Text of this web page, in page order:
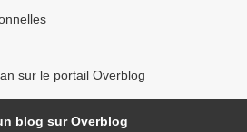
sur le portail Overblog
blog sur Overblog